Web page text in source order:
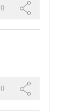
0
0